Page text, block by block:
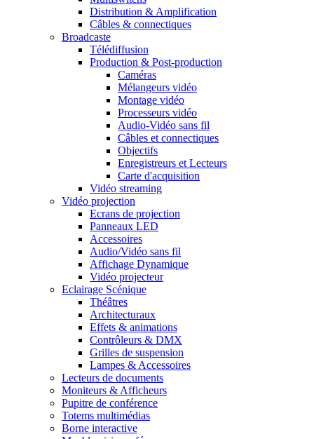
Distribution & Amplification
Câbles & connectiques
Broadcaste
Télédiffusion
Production & Post-production
Caméras
Mélangeurs vidéo
Montage vidéo
Processeurs vidéo
Audio-Vidéo sans fil
Câbles et connectiques
Objectifs
Enregistreurs et Lecteurs
Carte d'acquisition
Vidéo streaming
Vidéo projection
Ecrans de projection
Panneaux LED
Accessoires
Audio/Vidéo sans fil
Affichage Dynamique
Vidéo projecteur
Eclairage Scénique
Théâtres
Architecturaux
Effets & animations
Contrôleurs & DMX
Grilles de suspension
Lampes & Accessoires
Lecteurs de documents
Moniteurs & Afficheurs
Pupitre de conférence
Totems multimédias
Borne interactive